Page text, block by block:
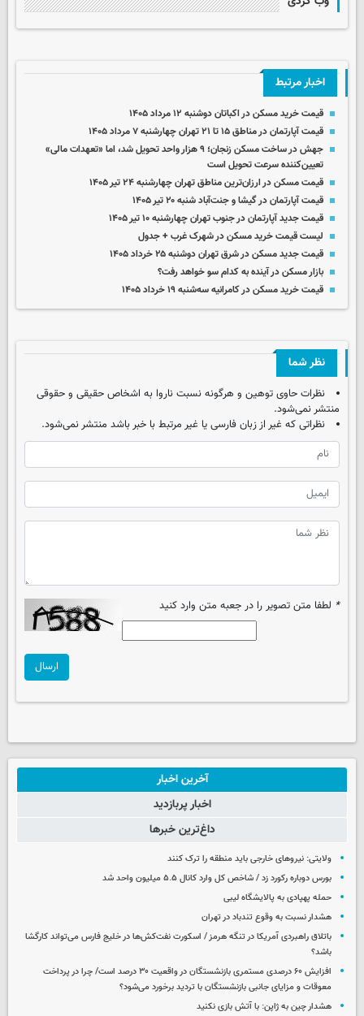
اخبار مرتبط
قیمت خرید مسکن در اکباتان دوشنبه ۱۲ مرداد ۱۴۰۵
قیمت آپارتمان در مناطق ۱۵ تا ۲۱ تهران چهارشنبه ۷ مرداد ۱۴۰۵
جهش در ساخت مسکن زنجان؛ ۹ هزار واحد تحویل شد، اما «تعهدات مالی»
تعیین‌کننده سرعت تحویل است
قیمت مسکن در ارزان‌ترین مناطق تهران چهارشنبه ۲۴ تیر ۱۴۰۵
قیمت آپارتمان در گیشا و جنت‌آباد شنبه ۲۰ تیر ۱۴۰۵
قیمت جدید آپارتمان در جنوب تهران چهارشنبه ۱۰ تیر ۱۴۰۵
لیست قیمت خرید مسکن در شهرک غرب + جدول
قیمت جدید مسکن در شرق تهران دوشنبه ۲۵ خرداد ۱۴۰۵
بازار مسکن در آینده به کدام سو خواهد رفت؟
قیمت خرید مسکن در کامرانیه سه‌شنبه ۱۹ خرداد ۱۴۰۵
نظر شما
نظرات حاوی توهین و هرگونه نسبت ناروا به اشخاص حقیقی و حقوقی
منتشر نمی‌شود.
نظراتی که غیر از زبان فارسی یا غیر مرتبط با خبر باشد منتشر نمی‌شود.
* لطفا متن تصویر را در جعبه متن وارد کنید
ارسال
آخرین اخبار
اخبار پربازدید
داغ‌ترین خبرها
ولایتی: نیروهای خارجی باید منطقه را ترک کنند
بورس دوباره رکورد زد / شاخص کل وارد کانال ۵.۵ میلیون واحد شد
حمله پهپادی به پالایشگاه لیبی
هشدار نسبت به وقوع تندباد در تهران
باتلاق راهبردی آمریکا در تنگه هرمز / اسکورت نفت‌کش‌ها در خلیج فارس می‌تواند کارگشا
باشد؟
افزایش ۶۰ درصدی مستمری‌ بازنشستگان در واقعیت ۳۰ درصد است/ چرا در پرداخت
معوقات و مزایای جانبی بازنشستگان با تردید برخورد می‌شود؟
هشدار چین به ژاپن: با آتش بازی نکنید